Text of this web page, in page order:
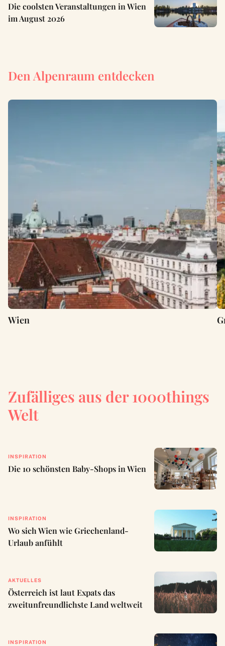
Die coolsten Veranstaltungen in Wien
im August 2026
Den Alpenraum entdecken
Wien
Zufälliges aus der 1000things
Welt
INSPIRATION
Die 10 schönsten Baby-Shops in Wien
INSPIRATION
Wo sich Wien wie Griechenland-
Urlaub anfühlt
AKTUELLES
Österreich ist laut Expats das
zweitunfreundlichste Land weltweit
INSPIRATION